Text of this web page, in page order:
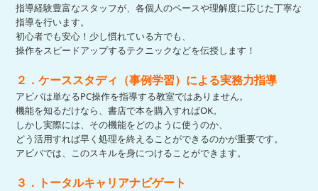
指導経験豊富なスタッフが、各個人のペースや理解度に応じた丁寧な
指導を行います。
初心者でも安心！少し慣れている方でも、
操作をスピードアップするテクニックなどを伝授します！
２．ケーススタディ（事例学習）による実務力指導
アビバは単なるPC操作を指導する教室ではありません。
機能を知るだけなら、書店で本を購入すればOK。
しかし実際には、その機能をどのように使うのか、
どう活用すれば早く処理を終えることができるのかが重要です。
アビバでは、このスキルを身につけることができます。
３．トータルキャリアナビゲート